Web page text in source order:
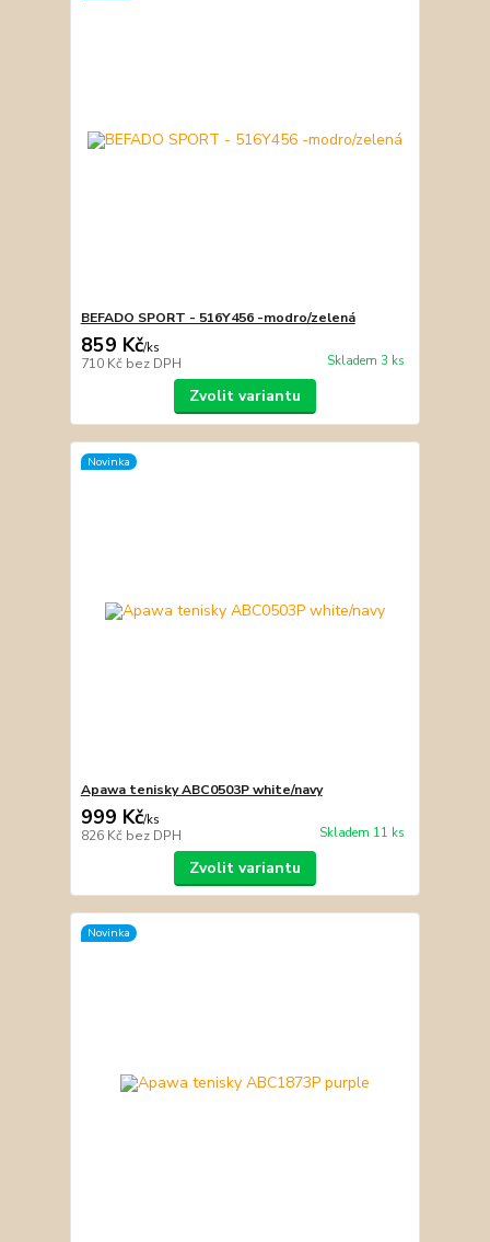
BEFADO SPORT - 516Y456 -modro/zelená
859 Kč/ks
710 Kč bez DPH Skladem 3 ks
Zvolit variantu
Novinka
Apawa tenisky ABC0503P white/navy
999 Kč/ks
826 Kč bez DPH Skladem 11 ks
Zvolit variantu
Novinka